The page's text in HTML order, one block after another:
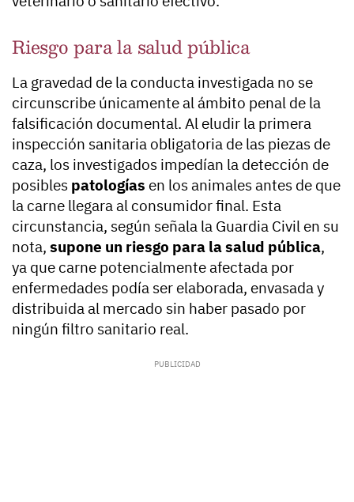
Riesgo para la salud pública
La gravedad de la conducta investigada no se
circunscribe únicamente al ámbito penal de la
falsificación documental. Al eludir la primera
inspección sanitaria obligatoria de las piezas de
caza, los investigados impedían la detección de
posibles patologías en los animales antes de que
la carne llegara al consumidor final. Esta
circunstancia, según señala la Guardia Civil en su
nota, supone un riesgo para la salud pública,
ya que carne potencialmente afectada por
enfermedades podía ser elaborada, envasada y
distribuida al mercado sin haber pasado por
ningún filtro sanitario real.